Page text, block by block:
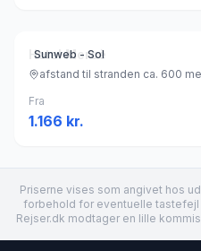
Sunweb - Sol
Hotel Mercè
afstand til stranden ca. 600
Fra
1.166 kr.
Priserne vises som angivet hos
forbehold for eventuelle
Rejser.dk modtager en lille